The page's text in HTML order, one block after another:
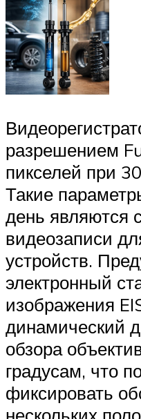
разрешением
пикселей при
Такие
день являются
видеозаписи
устройств.
электронный
изображения
динамический
обзора
градусам, что
фиксировать